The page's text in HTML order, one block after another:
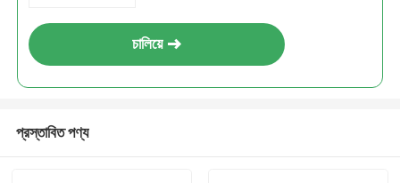
চালিয়ে
প্রস্তাবিত পণ্য